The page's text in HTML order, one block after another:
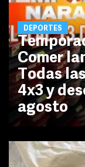
DEPORTES
Comer
Todas
4x3 y
agosto